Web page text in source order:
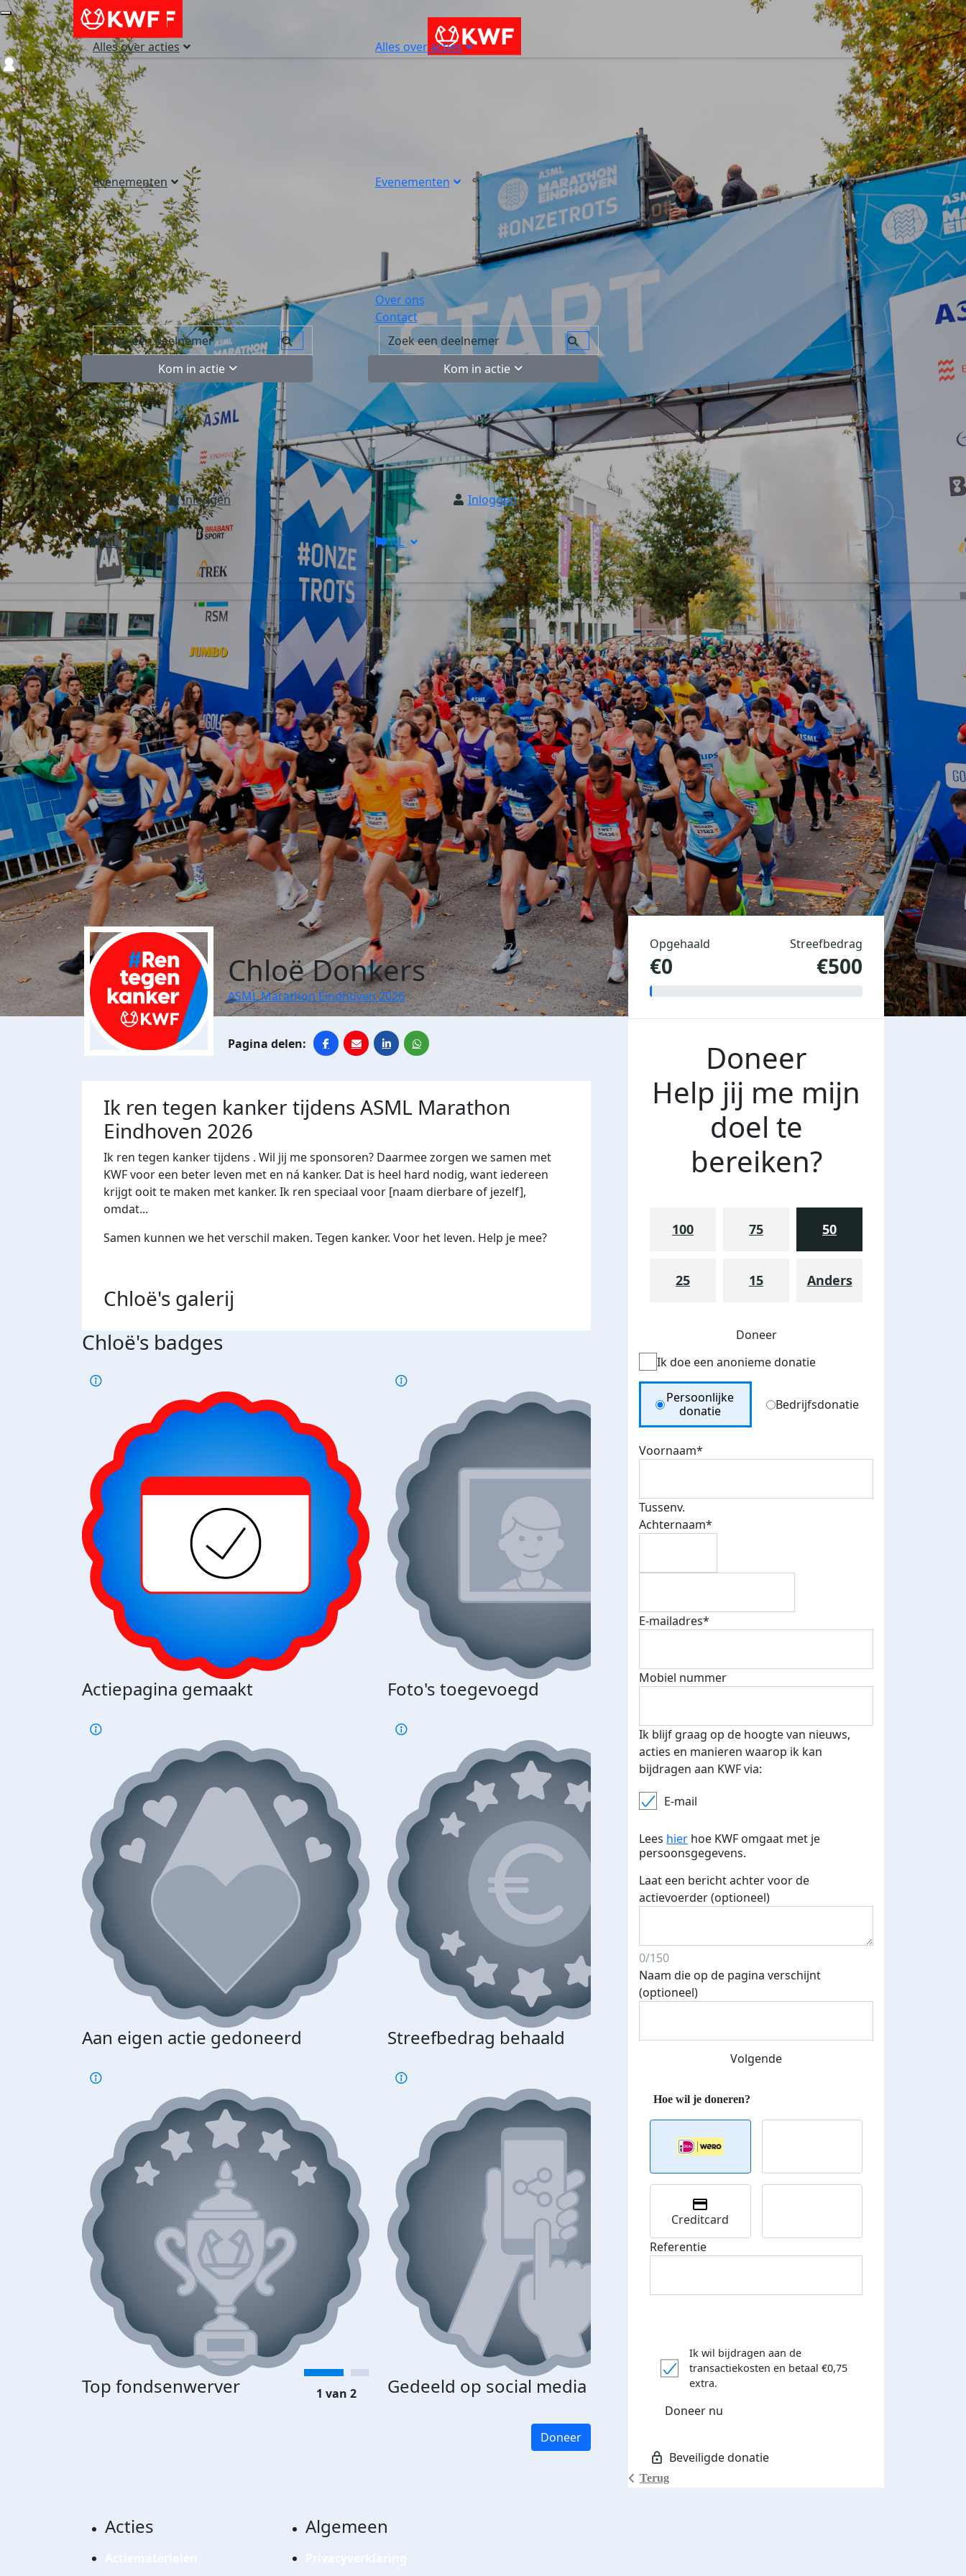
Alles over acties
Evenementen
Over ons
Contact
Kom in actie
Inloggen
NL
Alles over acties
Evenementen
Over ons
Contact
Kom in actie
Inloggen
NL
Login
Chloë Donkers
ASML Marathon Eindhoven 2026
Ik ren tegen kanker tijdens ASML Marathon
Eindhoven 2026
Ik ren tegen kanker tijdens . Wil jij me sponsoren? Daarmee zorgen we samen met
KWF voor een beter leven met en ná kanker. Dat is heel hard nodig, want iedereen
krijgt ooit te maken met kanker. Ik ren speciaal voor [naam dierbare of jezelf],
omdat...
Samen kunnen we het verschil maken. Tegen kanker. Voor het leven. Help je mee?
Chloë's galerij
Chloë's badges
Actiepagina gemaakt Foto's toegevoegd E-mails verstuurd
Aan eigen actie gedoneerd Streefbedrag behaald Streefbedrag verhoogd
Top fondsenwerver Gedeeld op social media Donateurs bedankt
Bij 500 euro aan donaties ontvang
je je speciale KWF t-shirt!
1 van 2
Doneer
Opgehaald
€0
Streefbedrag
€500
Doneer
Help jij me mijn
doel te
bereiken?
100 75 50
25 15 Anders
Doneer
Ik doe een anonieme donatie
Donation Type
Persoonlijke
donatie
Bedrijfsdonatie
Voornaam*
Tussenv.
Achternaam*
E-mailadres*
Mobiel nummer
Ik blijf graag op de hoogte van nieuws,
acties en manieren waarop ik kan
bijdragen aan KWF via:
E-mail
Lees hier hoe KWF omgaat met je
persoonsgegevens.
Laat een bericht achter voor de
actievoerder (optioneel)
0/150
Naam die op de pagina verschijnt
(optioneel)
Volgende
Terug
Creditcard
Referentie
Ik wil bijdragen aan de
transactiekosten en betaal €0,75
extra.
Doneer nu
Acties Algemeen